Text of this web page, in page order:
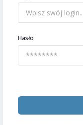
Hasło